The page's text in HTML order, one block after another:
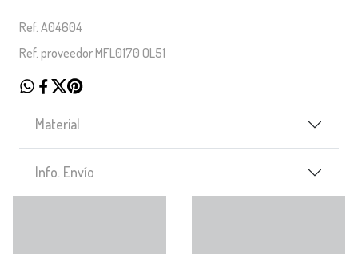
Ref. A04604
Ref. proveedor MFL0170 OL51
Material
Info. Envío